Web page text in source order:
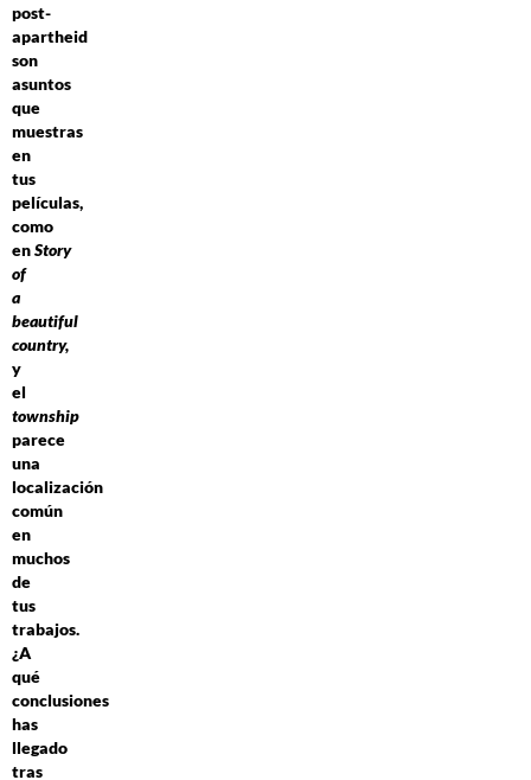
post-
apartheid
son
asuntos
que
muestras
en
tus
películas,
como
enStory
of
a
beautiful
country,
y
el
township
parece
una
localización
común
en
muchos
de
tus
trabajos.
¿A
qué
conclusiones
has
llegado
tras